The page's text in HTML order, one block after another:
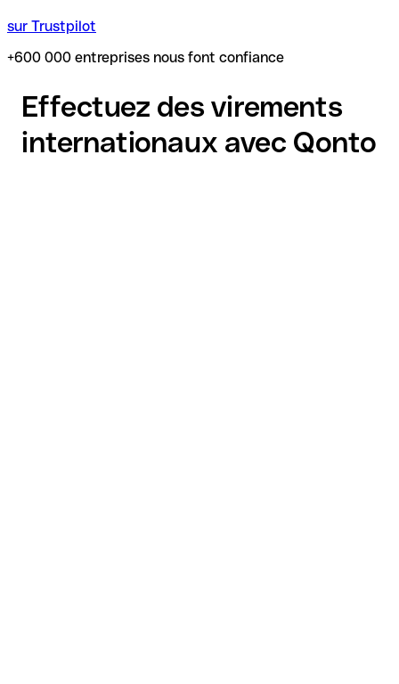
sur Trustpilot
+600 000 entreprises nous font confiance
Effectuez des virements
internationaux avec Qonto